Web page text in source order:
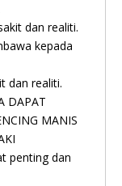
dan realiti.
kepada
dan realiti.
DAPAT
MANIS
penting dan